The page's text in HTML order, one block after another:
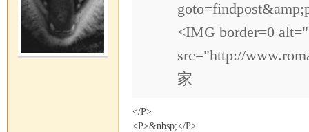
<IMG border=0
src="http://
家
</P>
<P>&nbsp;</P>